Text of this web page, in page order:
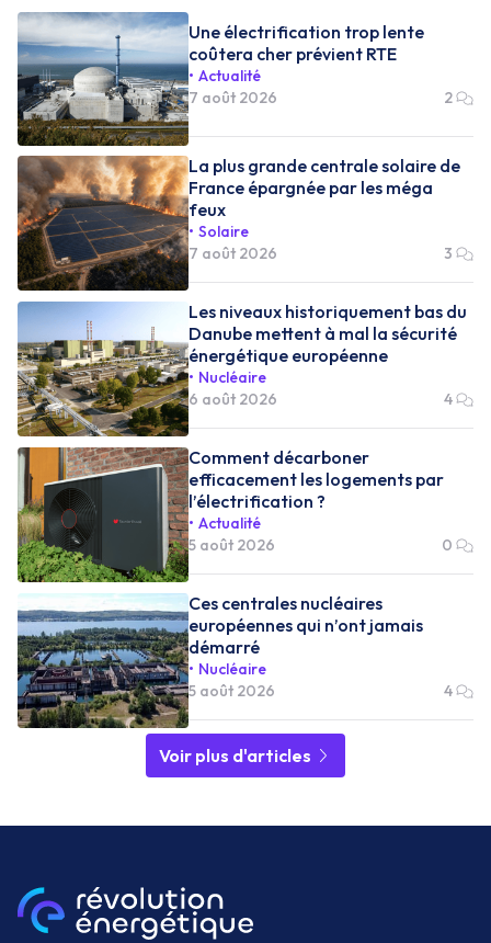
Une électrification trop lente
coûtera cher prévient RTE
Actualité
7 août 2026
2
La plus grande centrale solaire de
France épargnée par les méga
feux
Solaire
7 août 2026
3
Les niveaux historiquement bas du
Danube mettent à mal la sécurité
énergétique européenne
Nucléaire
6 août 2026
4
Comment décarboner
efficacement les logements par
l’électrification ?
Actualité
5 août 2026
0
Ces centrales nucléaires
européennes qui n’ont jamais
démarré
Nucléaire
5 août 2026
4
Voir plus d'articles